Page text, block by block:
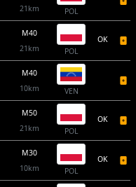
21km
POL
M40
21km
POL
OK
M40
10km
VEN
M50
21km
POL
OK
M30
10km
POL
OK